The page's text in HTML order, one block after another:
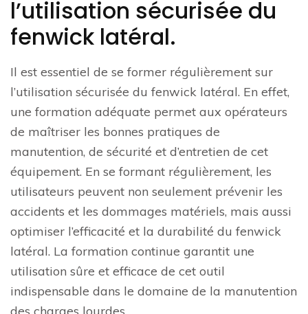
l’utilisation sécurisée du
fenwick latéral.
Il est essentiel de se former régulièrement sur
l’utilisation sécurisée du fenwick latéral. En effet,
une formation adéquate permet aux opérateurs
de maîtriser les bonnes pratiques de
manutention, de sécurité et d’entretien de cet
équipement. En se formant régulièrement, les
utilisateurs peuvent non seulement prévenir les
accidents et les dommages matériels, mais aussi
optimiser l’efficacité et la durabilité du fenwick
latéral. La formation continue garantit une
utilisation sûre et efficace de cet outil
indispensable dans le domaine de la manutention